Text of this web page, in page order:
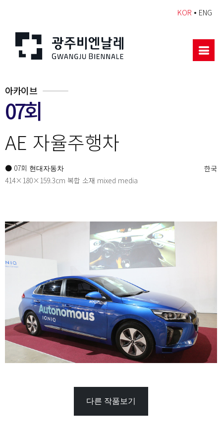
KOR • ENG
아카이브
07회
AE 자율주행차
● 07회 현대자동차
한국
414×180×159.3cm 복합 소재 mixed media
다른 작품보기